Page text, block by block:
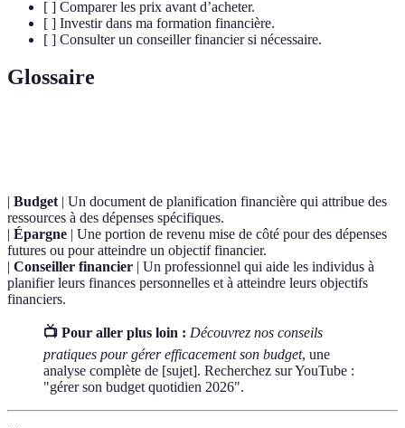
[ ] Comparer les prix avant d’acheter.
[ ] Investir dans ma formation financière.
[ ] Consulter un conseiller financier si nécessaire.
Glossaire
| Budget| Un document de planification financière qui attribue des
ressources à des dépenses spécifiques.
| Épargne | Une portion de revenu mise de côté pour des dépenses
futures ou pour atteindre un objectif financier.
| Conseiller financier | Un professionnel qui aide les individus à
planifier leurs finances personnelles et à atteindre leurs objectifs
financiers.
📺 Pour aller plus loin : Découvrez nos conseils
pratiques pour gérer efficacement son budget, une
analyse complète de [sujet]. Recherchez sur YouTube :
"gérer son budget quotidien 2026".